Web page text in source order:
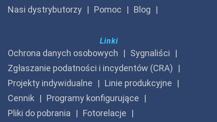
Nasi dystrybutorzy
Pomoc Blog
Linki
Ochrona danych osobowych
Sygnaliści
Zgłaszanie podatności i incydentów (CRA)
Projekty indywidualne
Linie produkcyjne
Cennik
Programy konfigurujące
Pliki do pobrania
Fotorelacje